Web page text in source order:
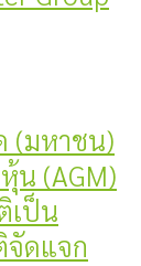
(มหาชน)
น (AGM)
เป็น
จัดแจก